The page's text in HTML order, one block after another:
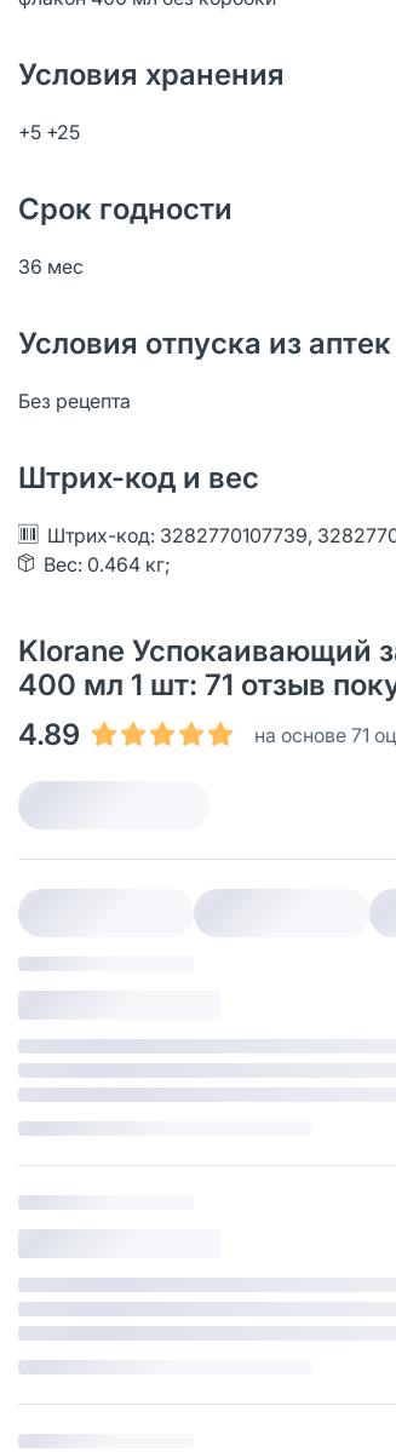
Условия хранения
+5 +25
Срок годности
36 мес
Условия отпуска из аптек
Без рецепта
Штрих-код и вес
Штрих-код: 3282770107739,
Вес: 0.464 кг;
Klorane Успокаивающий
400 мл 1 шт: 71 oтзыв
4.89
на основе 71